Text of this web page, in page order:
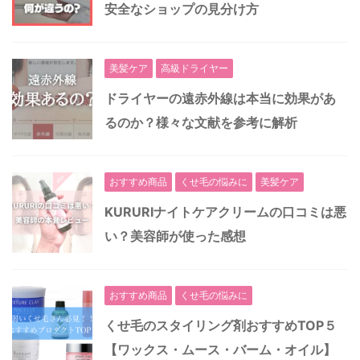
安全なショップの見分け方
美髪ケア 高級ドライヤー
ドライヤーの遠赤外線は本当に効果があ
るのか？様々な文献を参考に解析
おすすめ商品 くせ毛の悩みに 美髪ケア
KURURIナイトケアクリームの口コミは悪
い？美容師が使った感想
おすすめ商品 くせ毛の悩みに
くせ毛のスタイリング剤おすすめTOP５
【ワックス・ムース・バーム・オイル】